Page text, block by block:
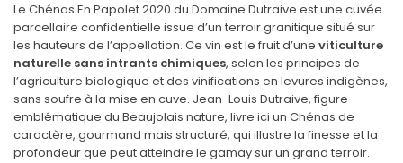
Le Chénas En Papolet 2020 du Domaine Dutraive est une cuvée
parcellaire confidentielle issue d’un terroir granitique situé sur
les hauteurs de l’appellation. Ce vin est le fruit d’une viticulture
naturelle sans intrants chimiques, selon les principes de
l’agriculture biologique et des vinifications en levures indigènes,
sans soufre à la mise en cuve. Jean-Louis Dutraive, figure
emblématique du Beaujolais nature, livre ici un Chénas de
caractère, gourmand mais structuré, qui illustre la finesse et la
profondeur que peut atteindre le gamay sur un grand terroir.